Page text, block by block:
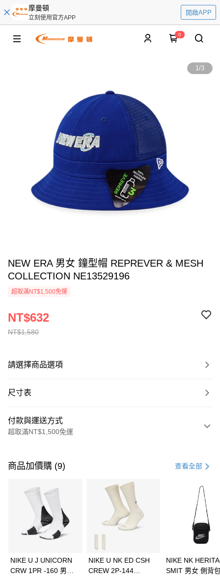
摩曼頓
立刻使用官方APP
開啟APP
0
1/3
NEW ERA 男女 鐘型帽 REPREVER & MESH
COLLECTION NE13529196
超取滿NT$1,500免運
NT$1,580
NT$632
請選擇商品選項
尺寸表
付款與運送方式
超取滿NT$1,500免運
信用卡一次付款
3 期 0 利率 每期 21家銀行
合作金庫商業銀行
第一商業銀行
華南商業銀行
彰化商業銀行
上海商業儲蓄銀行
Apple Pay
全盈+PAY
商品加價購 (9) 查看全部
NIKE U J UNICORN
CRW 1PR -160 男女
NIKE U NK ED CSH
CREW 2P-144
NIKE NK
SMIT 男女 側背